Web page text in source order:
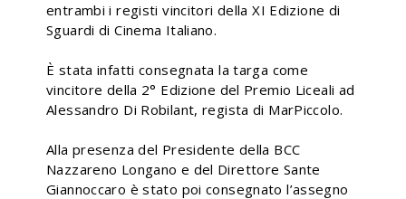
entrambi i registi vincitori della XI Edizione di
Sguardi di Cinema Italiano.
È stata infatti consegnata la targa come
vincitore della 2° Edizione del Premio Liceali ad
Alessandro Di Robilant, regista di MarPiccolo.
Alla presenza del Presidente della BCC
Nazzareno Longano e del Direttore Sante
Giannoccaro è stato poi consegnato l’assegno